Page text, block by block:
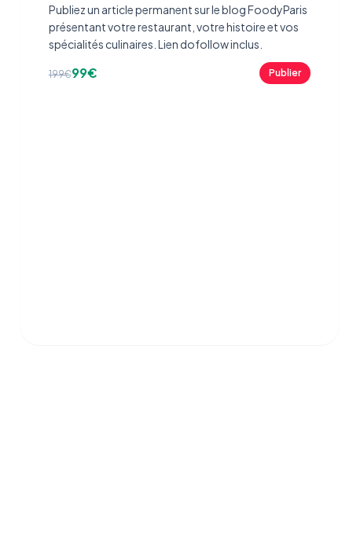
Publiez un article permanent sur le blog FoodyParis
présentant votre restaurant, votre histoire et vos
spécialités culinaires. Lien dofollow inclus.
199€99€ Publier